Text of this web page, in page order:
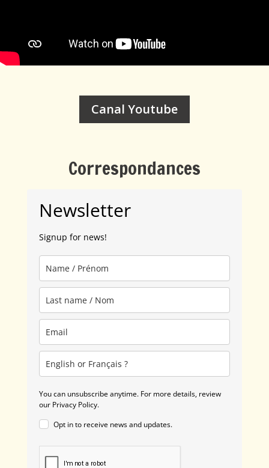
Canal Youtube
Correspondances
Newsletter
Signup for news!
You can unsubscribe anytime. For more details, review
our Privacy Policy.
Opt in to receive news and updates.